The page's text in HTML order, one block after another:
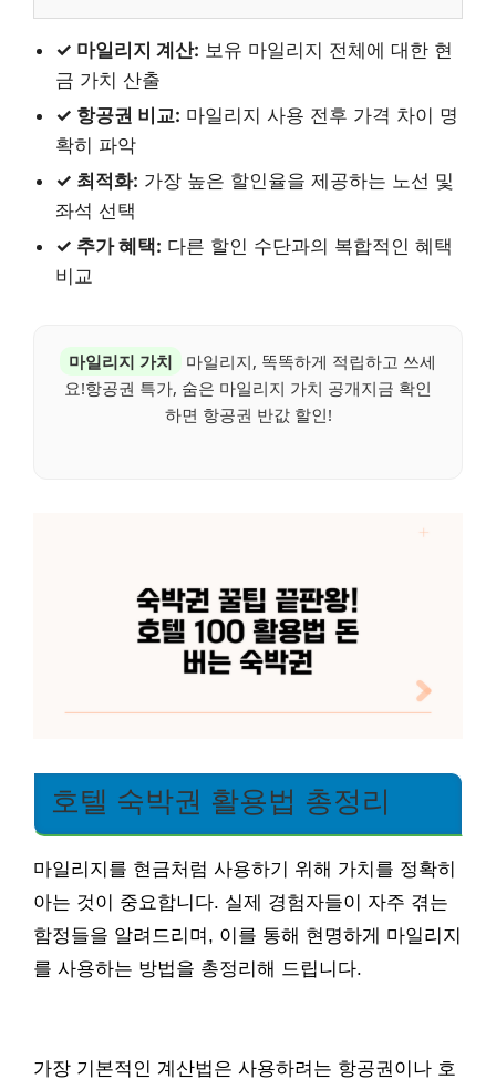
✓ 마일리지 계산: 보유 마일리지 전체에 대한 현
금 가치 산출
✓ 항공권 비교: 마일리지 사용 전후 가격 차이 명
확히 파악
✓ 최적화: 가장 높은 할인율을 제공하는 노선 및
좌석 선택
✓ 추가 혜택: 다른 할인 수단과의 복합적인 혜택
비교
마일리지 가치
마일리지, 똑똑하게 적립하고 쓰세
요!항공권 특가, 숨은 마일리지 가치 공개지금 확인
하면 항공권 반값 할인!
호텔 숙박권 활용법 총정리
마일리지를 현금처럼 사용하기 위해 가치를 정확히
아는 것이 중요합니다. 실제 경험자들이 자주 겪는
함정들을 알려드리며, 이를 통해 현명하게 마일리지
를 사용하는 방법을 총정리해 드립니다.
가장 기본적인 계산법은 사용하려는 항공권이나 호